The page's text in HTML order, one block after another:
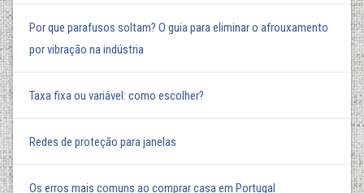
Por que parafusos soltam? O guia para eliminar o afrouxamento
por vibração na indústria
Taxa fixa ou variável: como escolher?
Redes de proteção para janelas
Os erros mais comuns ao comprar casa em Portugal